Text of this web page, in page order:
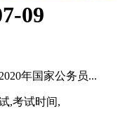
09
年国家公务员...
,考试时间,